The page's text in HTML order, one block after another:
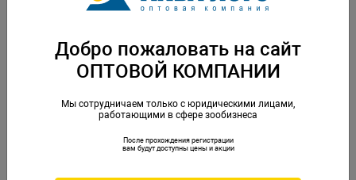
Набор аксессуаров для ATM-AT-3339S (шланги 1,5м Ø19-25мм, присоски, набор трубок для входа
Добро пожаловать на сайт
ОПТОВОЙ КОМПАНИИ
Мы сотрудничаем только с юридическими лицами,
работающими в сфере зообизнеса
После прохождения регистрации
вам будут доступны цены и акции